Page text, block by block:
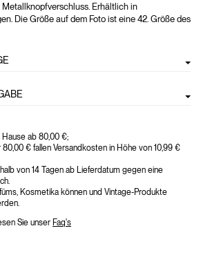
Metallknopfverschluss. Erhältlich in
Die Größe auf dem Foto ist eine 42. Größe des
Hause ab 80,00 €;
80,00 € fallen Versandkosten in Höhe von 10,99 €
von 14 Tagen ab Lieferdatum gegen eine
Kosmetika können und Vintage-Produkte
Sie unser Faq's